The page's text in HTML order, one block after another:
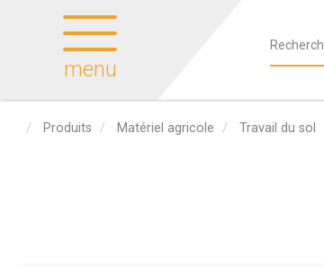
menu
Produits Matériel agricole Travail du sol